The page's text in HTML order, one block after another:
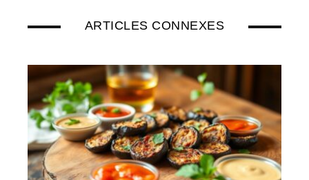
ARTICLES CONNEXES